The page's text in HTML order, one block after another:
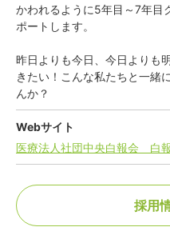
かわれるように5年目～7年目
ポートします。
昨日よりも今日、今日よりも
きたい！こんな私たちと一緒
んか？
Webサイト
医療法人社団中央白報会 白
採用